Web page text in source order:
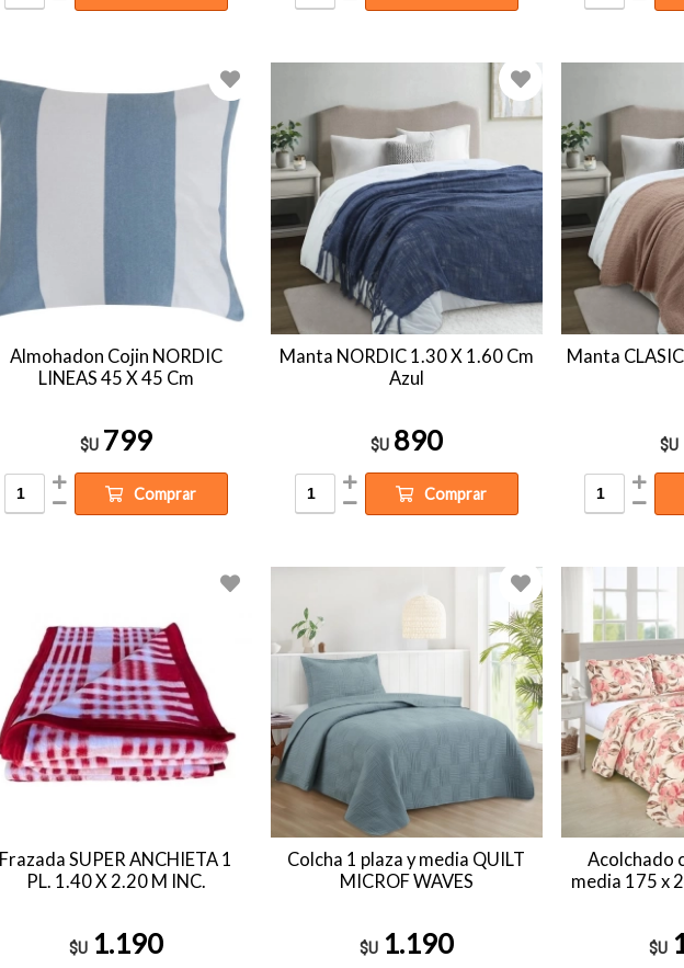
Almohadon Cojin NORDIC
LINEAS 45 X 45 Cm
$U 799
Comprar
Manta NORDIC 1.30 X 1.60 Cm
Azul
$U 890
Comprar
Manta
$U
Frazada SUPER ANCHIETA 1
PL. 1.40 X 2.20 M INC.
$U 1.190
Colcha 1 plaza y media QUILT
MICROF WAVES
$U 1.190
Acolchado
media 175 x
$U